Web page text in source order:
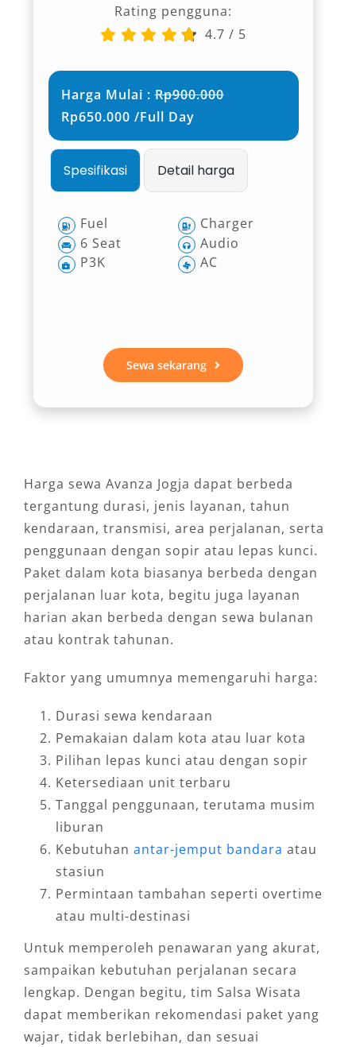
Rating pengguna:
4.7 / 5
Harga Mulai :Rp900.000
Rp650.000 /Full Day
Spesifikasi Detail harga
Fuel
6 Seat
P3K
Charger
Audio
AC
Sewa sekarang
Harga sewa Avanza Jogja dapat berbeda
tergantung durasi, jenis layanan, tahun
kendaraan, transmisi, area perjalanan, serta
penggunaan dengan sopir atau lepas kunci.
Paket dalam kota biasanya berbeda dengan
perjalanan luar kota, begitu juga layanan
harian akan berbeda dengan sewa bulanan
atau kontrak tahunan.
Faktor yang umumnya memengaruhi harga:
Durasi sewa kendaraan
Pemakaian dalam kota atau luar kota
Pilihan lepas kunci atau dengan sopir
Ketersediaan unit terbaru
Tanggal penggunaan, terutama musim
liburan
Kebutuhan antar-jemput bandara atau
stasiun
Permintaan tambahan seperti overtime
atau multi-destinasi
Untuk memperoleh penawaran yang akurat,
sampaikan kebutuhan perjalanan secara
lengkap. Dengan begitu, tim Salsa Wisata
dapat memberikan rekomendasi paket yang
wajar, tidak berlebihan, dan sesuai